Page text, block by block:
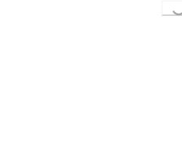
Loading...